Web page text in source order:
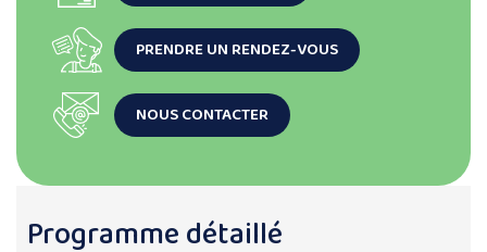
PRENDRE UN RENDEZ-VOUS
NOUS CONTACTER
Programme détaillé